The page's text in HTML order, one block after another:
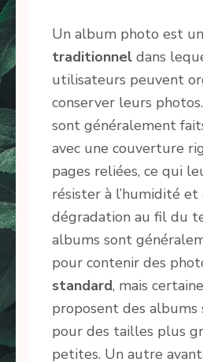
Un album photo est un
traditionnel dans
utilisateurs peuvent
conserver leurs
sont généralement
avec une couverture
pages reliées, ce qui
résister à l’humidité et
dégradation au fil du
albums sont
pour contenir des
standard, mais
proposent des albums
pour des tailles plus
petites. Un autre